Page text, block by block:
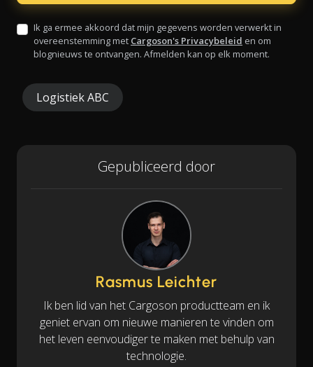
Ik ga ermee akkoord dat mijn gegevens worden verwerkt in
overeenstemming met Cargoson's Privacybeleid en om
blognieuws te ontvangen. Afmelden kan op elk moment.
Logistiek ABC
Gepubliceerd door
Rasmus Leichter
Ik ben lid van het Cargoson productteam en ik
geniet ervan om nieuwe manieren te vinden om
het leven eenvoudiger te maken met behulp van
technologie.